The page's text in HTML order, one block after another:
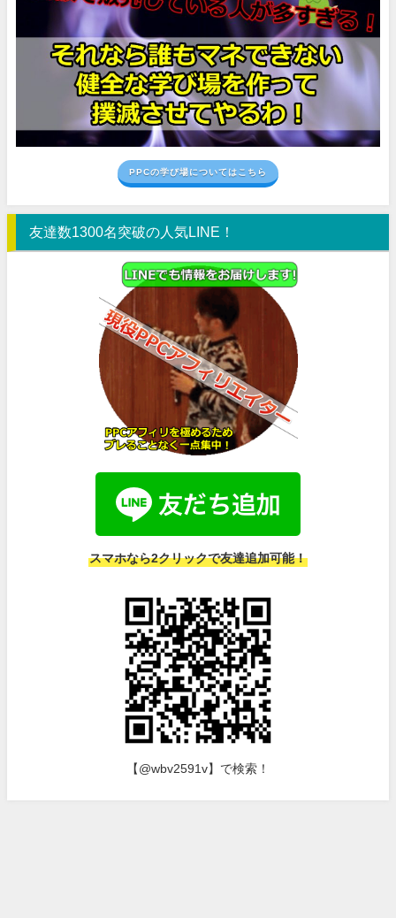
PPCの学び場についてはこちら
友達数1300名突破の人気LINE！
スマホなら2クリックで友達追加可能！
【@wbv2591v】で検索！